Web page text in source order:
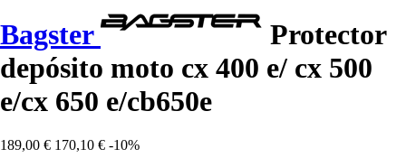
Bagster
Protector
depósito moto cx 400 e/ cx 500
e/cx 650 e/cb650e
189,00 € 170,10 € -10%